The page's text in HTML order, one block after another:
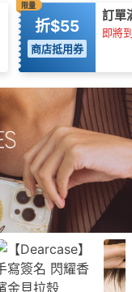
限量
折$55
商店抵用券
訂單
即將